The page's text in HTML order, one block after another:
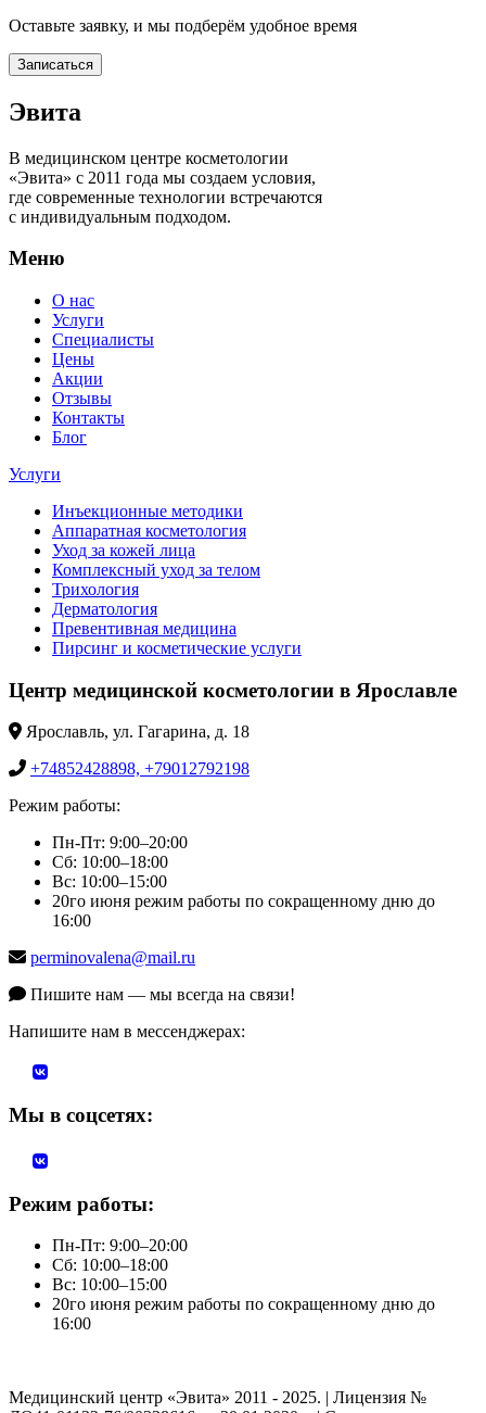
Оставьте заявку, и мы подберём удобное время
Записаться
Эвита
В медицинском центре косметологии
«Эвита» с 2011 года мы создаем условия,
где современные технологии встречаются
с индивидуальным подходом.
Меню
О нас
Услуги
Специалисты
Цены
Акции
Отзывы
Контакты
Блог
Услуги
Инъекционные методики
Аппаратная косметология
Уход за кожей лица
Комплексный уход за телом
Трихология
Дерматология
Превентивная медицина
Пирсинг и косметические услуги
Центр медицинской косметологии в Ярославле
Ярославль, ул. Гагарина, д. 18
+74852428898, +79012792198
Режим работы:
Пн-Пт: 9:00–20:00
Сб: 10:00–18:00
Вс: 10:00–15:00
20го июня режим работы по сокращенному дню до
16:00
perminovalena@mail.ru
Пишите нам — мы всегда на связи!
Напишите нам в мессенджерах:
Мы в соцсетях:
Режим работы:
Пн-Пт: 9:00–20:00
Сб: 10:00–18:00
Вс: 10:00–15:00
20го июня режим работы по сокращенному дню до
16:00
Медицинский центр «Эвита» 2011 - 2025. | Лицензия №